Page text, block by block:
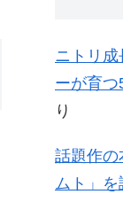
ニトリ
ーが育
り
話題作
ムト」を